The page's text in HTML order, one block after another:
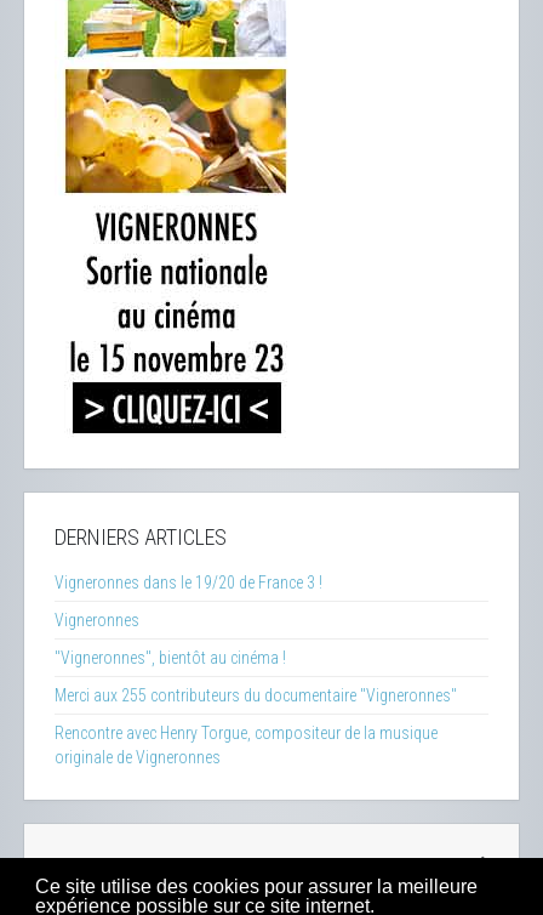
Ce site utilise des cookies pour assurer la meilleure
expérience possible sur ce site internet.
DERNIERS ARTICLES
Vigneronnes dans le 19/20 de France 3 !
Vigneronnes
"Vigneronnes", bientôt au cinéma !
Merci aux 255 contributeurs du documentaire "Vigneronnes"
Rencontre avec Henry Torgue, compositeur de la musique
originale de Vigneronnes
100% Bio-Presse -Sitemap -Mentions Légales-Contacts